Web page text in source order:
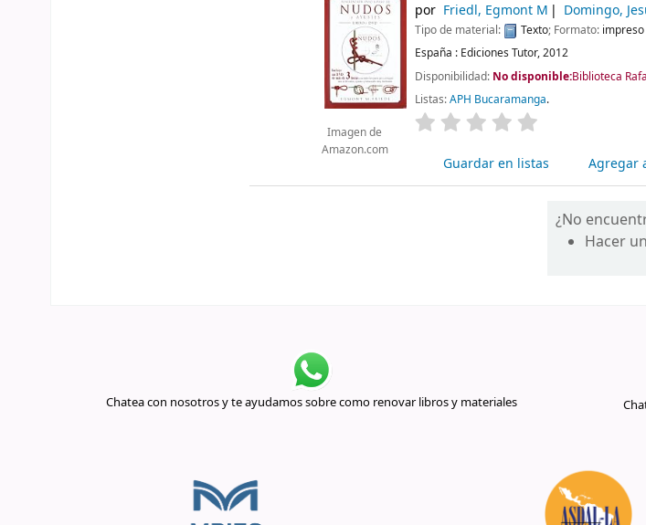
Imagen de
Amazon.com
por Friedl, Egmont M Domingo,
Tipo de material: Texto; Formato:
España : Ediciones Tutor,2012
Disponibilidad: No disponible:Biblioteca
Listas:APH Bucaramanga.
valoración
Guardar en listas Agregar
¿No
Hacer
Chatea con nosotros y te ayudamos sobre como renovar libros y materiales